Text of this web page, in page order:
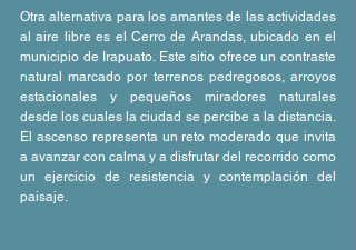
Otra alternativa para los amantes de las actividades
al aire libre es el Cerro de Arandas, ubicado en el
municipio de Irapuato. Este sitio ofrece un contraste
natural marcado por terrenos pedregosos, arroyos
estacionales y pequeños miradores naturales
desde los cuales la ciudad se percibe a la distancia.
El ascenso representa un reto moderado que invita
a avanzar con calma y a disfrutar del recorrido como
un ejercicio de resistencia y contemplación del
paisaje.